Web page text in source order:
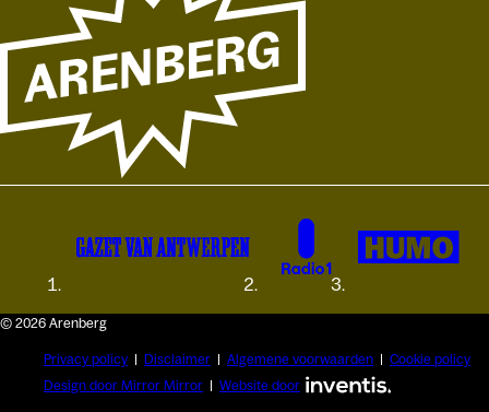
© 2026 Arenberg
Privacy policy Disclaimer Algemene voorwaarden
Cookie policy
Design door Mirror Mirror
Website door